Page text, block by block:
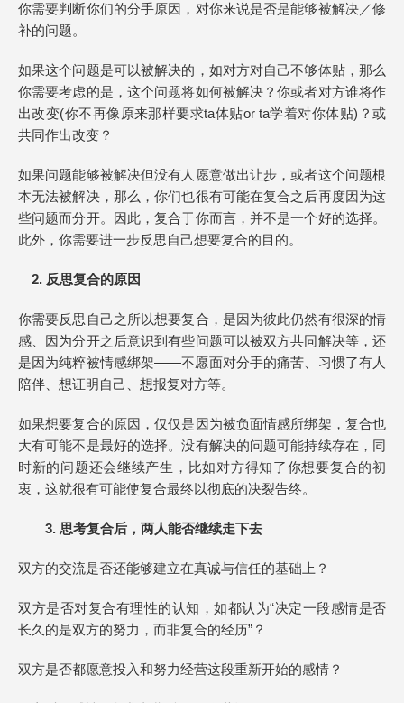
你需要判断你们的分手原因，对你来说是否是能够被解决／修
补的问题。
如果这个问题是可以被解决的，如对方对自己不够体贴，那么
你需要考虑的是，这个问题将如何被解决？你或者对方谁将作
出改变(你不再像原来那样要求ta体贴or ta学着对你体贴)？或
共同作出改变？
如果问题能够被解决但没有人愿意做出让步，或者这个问题根
本无法被解决，那么，你们也很有可能在复合之后再度因为这
些问题而分开。因此，复合于你而言，并不是一个好的选择。
此外，你需要进一步反思自己想要复合的目的。
2. 反思复合的原因
你需要反思自己之所以想要复合，是因为彼此仍然有很深的情
感、因为分开之后意识到有些问题可以被双方共同解决等，还
是因为纯粹被情感绑架——不愿面对分手的痛苦、习惯了有人
陪伴、想证明自己、想报复对方等。
如果想要复合的原因，仅仅是因为被负面情感所绑架，复合也
大有可能不是最好的选择。没有解决的问题可能持续存在，同
时新的问题还会继续产生，比如对方得知了你想要复合的初
衷，这就很有可能使复合最终以彻底的决裂告终。
3. 思考复合后，两人能否继续走下去
双方的交流是否还能够建立在真诚与信任的基础上？
双方是否对复合有理性的认知，如都认为“决定一段感情是否
长久的是双方的努力，而非复合的经历”？
双方是否都愿意投入和努力经营这段重新开始的感情？